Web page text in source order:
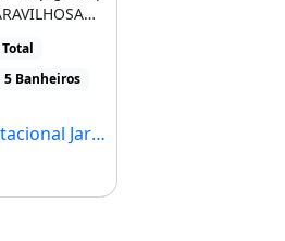
COM
[...]
5 Banheiros
Botânico, Brasília - DF